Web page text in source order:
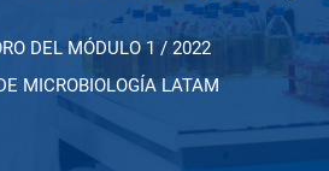
DEL MÓDULO 1 / 2022
MICROBIOLOGÍA LATAM